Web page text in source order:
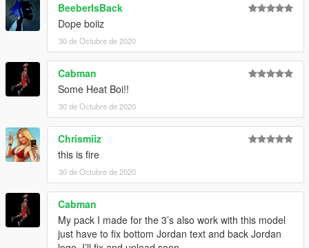
BeeberIsBack
Dope boiiz
30 de Octubre de 2020
Cabman
Some Heat Boi!!
30 de Octubre de 2020
Chrismiiz
this is fire
30 de Octubre de 2020
Cabman
My pack I made for the 3’s also work with this model
just have to fix bottom Jordan text and back Jordan